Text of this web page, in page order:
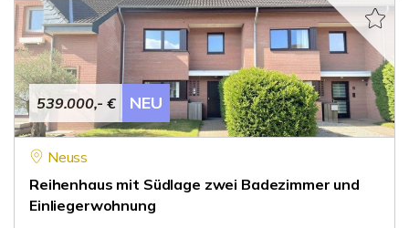
539.000,- € NEU
Neuss
Reihenhaus mit Südlage zwei Badezimmer und
Einliegerwohnung